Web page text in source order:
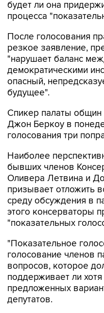
будет ли она
процесса
После голосования
резкое заявление,
"нарушает баланс
демократическими
опасный,
будущее".
Спикер палаты общин
Джон Беркоу в
голосования три
Наиболее
бывших членов
Оливера Летвина и
призывает отложить
среду обсуждения в
этого консерваторы
"показательных
"Показательное
голосование членов
вопросов, которое
поддерживает ли
предложенных
депутатов.